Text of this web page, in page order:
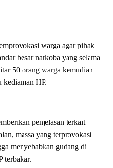
warga agar pihak
besar narkoba yang selama
50 orang warga kemudian
kediaman HP.
penjelasan terkait
massa yang terprovokasi
menyebabkan gudang di
terbakar.